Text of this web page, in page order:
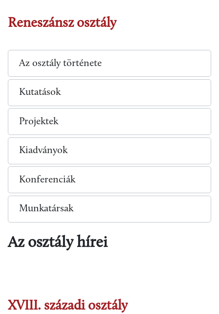
Reneszánsz osztály
Az osztály története
Kutatások
Projektek
Kiadványok
Konferenciák
Munkatársak
Az osztály hírei
XVIII. századi osztály